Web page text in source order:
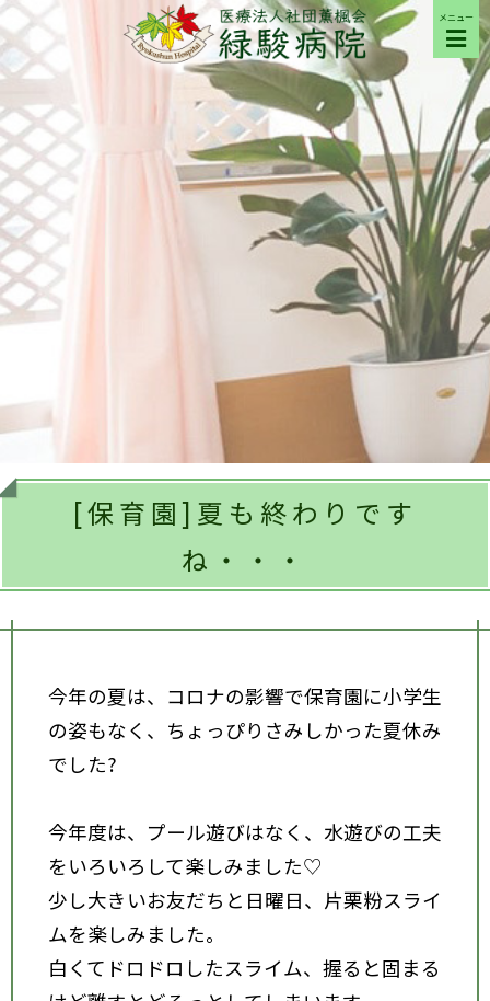
メニュー
ご来院の方へ
病院について
部門紹介
採用希望の方へ
交通アクセス
[保育園]夏も終わりです
ね・・・
今年の夏は、コロナの影響で保育園に小学生
の姿もなく、ちょっぴりさみしかった夏休み
でした?
今年度は、プール遊びはなく、水遊びの工夫
をいろいろして楽しみました♡
少し大きいお友だちと日曜日、片栗粉スライ
ムを楽しみました。
白くてドロドロしたスライム、握ると固まる